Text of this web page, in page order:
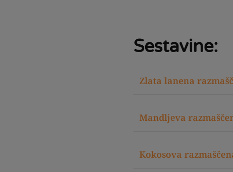
Sestavine:
Zlata lanena
Mandljeva
Kokosova